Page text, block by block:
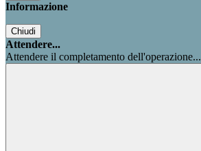
Informazione
Chiudi
Attendere...
Attendere il completamento dell'operazione...